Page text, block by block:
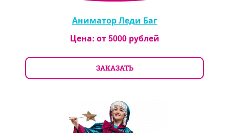
Аниматор Леди Баг
Цена: от5000рублей
ЗАКАЗАТЬ